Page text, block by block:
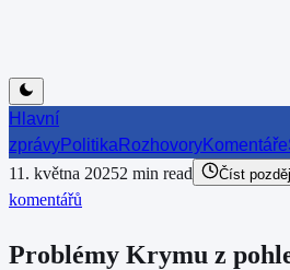
Hlavní
zprávyPolitika RozhovoryKomentáře
11. května 20252 min read Číst
komentářů
Problémy Krymu z